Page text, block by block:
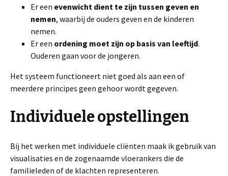
Er een evenwicht dient te zijn tussen geven en
nemen, waarbij de ouders geven en de kinderen
nemen.
Er een ordening moet zijn op basis van leeftijd.
Ouderen gaan voor de jongeren.
Het systeem functioneert niet goed als aan een of
meerdere principes geen gehoor wordt gegeven.
Individuele opstellingen
Bij het werken met individuele cliënten maak ik gebruik van
visualisaties en de zogenaamde vloerankers die de
familieleden of de klachten representeren.